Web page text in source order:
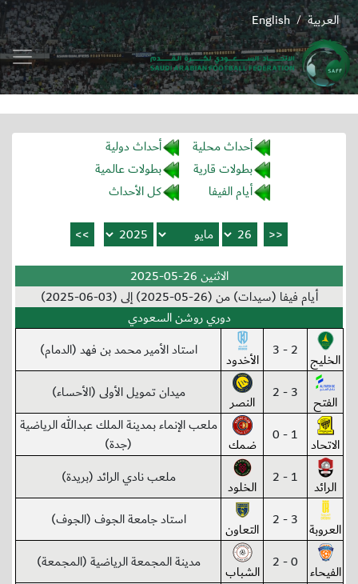
English / العربية
أحداث محلية
أحداث دولية
بطولات قارية
بطولات عالمية
أيام الفيفا
كل الأحداث
الاثنين 26-05-2025
أيام فيفا (سيدات) من (26-05-2025) إلى (03-06-2025)
دوري روشن السعودي
الخليج 2 - 3 الأخدود استاد الأمير محمد بن فهد (الدمام)
الفتح 3 - 2 النصر ميدان تمويل الأولى (الأحساء)
الاتحاد 1 - 0 ضمك
ملعب الإنماء بمدينة الملك عبدالله الرياضية
(جدة)
الرائد 1 - 2 الخلود ملعب نادي الرائد (بريدة)
العروبة 3 - 2 التعاون استاد جامعة الجوف (الجوف)
الفيحاء 0 - 2 الشباب مدينة المجمعة الرياضية (المجمعة)